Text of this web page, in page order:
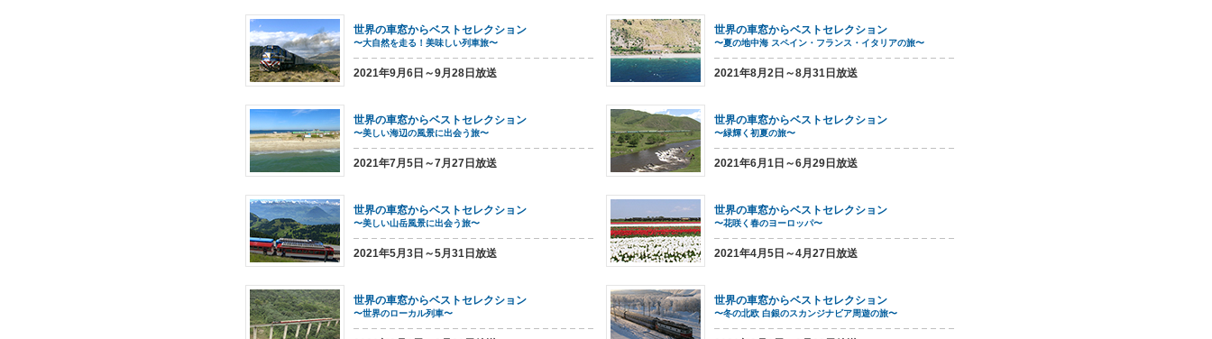
世界の車窓からベストセレクション
〜大自然を走る！美味しい列車旅〜
2021年9月6日～9月28日放送
世界の車窓からベストセレクション
〜夏の地中海 スペイン・フランス・イタリアの旅〜
2021年8月2日～8月31日放送
世界の車窓からベストセレクション
〜美しい海辺の風景に出会う旅〜
2021年7月5日～7月27日放送
世界の車窓からベストセレクション
〜緑輝く初夏の旅〜
2021年6月1日～6月29日放送
世界の車窓からベストセレクション
〜美しい山岳風景に出会う旅〜
2021年5月3日～5月31日放送
世界の車窓からベストセレクション
〜花咲く春のヨーロッパ〜
2021年4月5日～4月27日放送
世界の車窓からベストセレクション
〜世界のローカル列車〜
世界の車窓からベストセレクション
〜冬の北欧 白銀のスカンジナビア周遊の旅〜